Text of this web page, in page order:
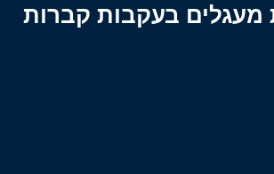
מעגלים בעקבות קברות